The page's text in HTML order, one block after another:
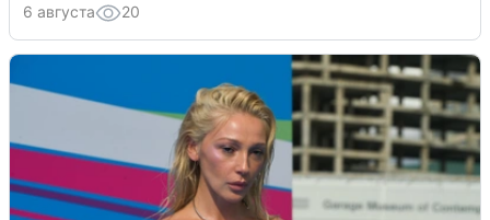
6 августа 20